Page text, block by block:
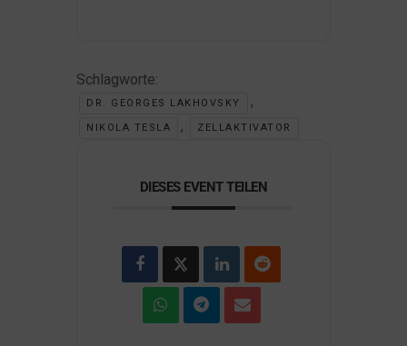
Schlagworte:
DR. GEORGES LAKHOVSKY ,
NIKOLA TESLA , ZELLAKTIVATOR
DIESES EVENT TEILEN